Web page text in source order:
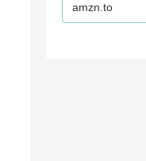
amzn.to